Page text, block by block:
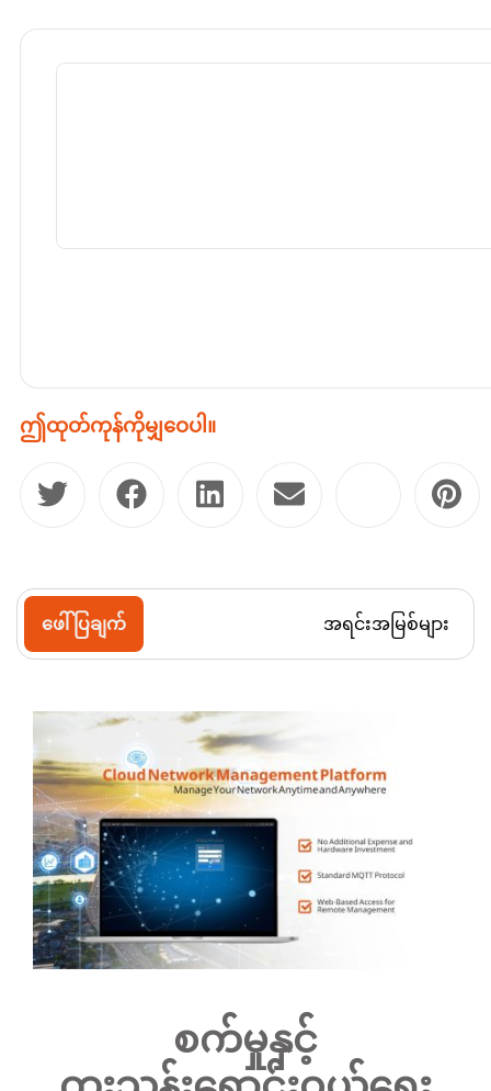
ဤထုတ်ကုန်ကိုမျှဝေပါ။
ဖေါ်ပြချက် အရင်းအမြစ်များ
စက်မှုနှင့်